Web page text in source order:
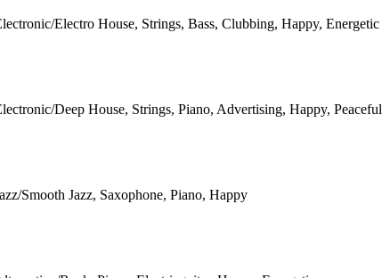
Electro House, Strings, Bass, Clubbing, Happy, Energetic
Deep House, Strings, Piano, Advertising, Happy, Peaceful
Smooth Jazz, Saxophone, Piano, Happy